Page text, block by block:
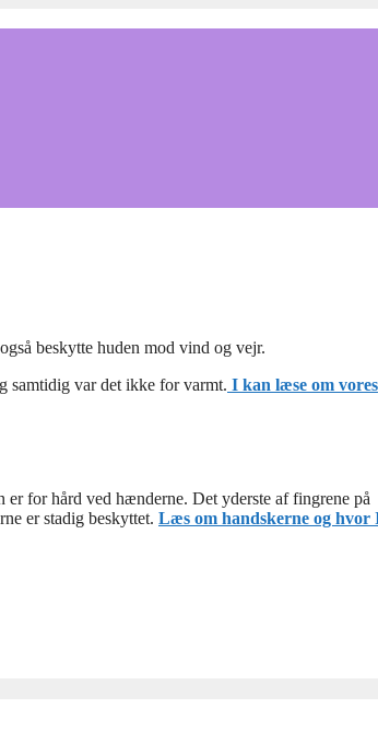
beskytte huden mod vind og vejr.
samtidig var det ikke for varmt. I kan læse om vores
for hård ved hænderne. Det yderste af fingrene på
er stadig beskyttet. Læs om handskerne og hvor